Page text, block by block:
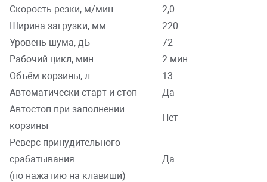
Скорость резки, м/мин
2,0
Ширина загрузки, мм
220
Уровень шума, дБ
72
Рабочий цикл, мин
2 мин
Объём корзины, л
13
Автоматически старт и стоп
Да
Автостоп при заполнении
корзины
Нет
Реверс принудительного
срабатывания
(по нажатию на клавиши)
Да